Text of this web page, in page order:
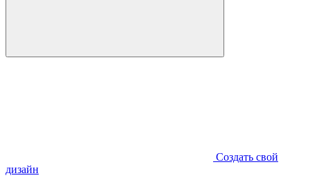
Создать свой
дизайн